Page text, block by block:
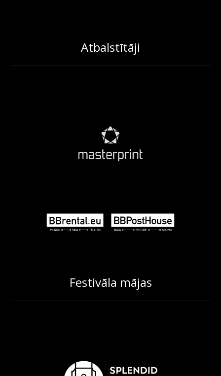
Atbalstītāji
Festivāla mājas